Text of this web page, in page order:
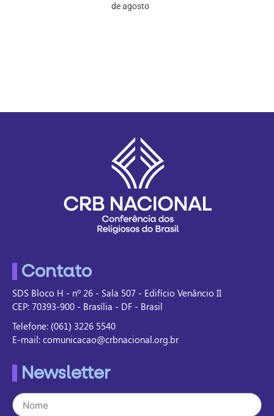
de agosto
Contato
SDS Bloco H - nº 26 - Sala 507 - Edifício Venâncio II
CEP: 70393-900 - Brasília - DF - Brasil
Telefone: (061) 3226 5540
E-mail: comunicacao@crbnacional.org.br
Newsletter